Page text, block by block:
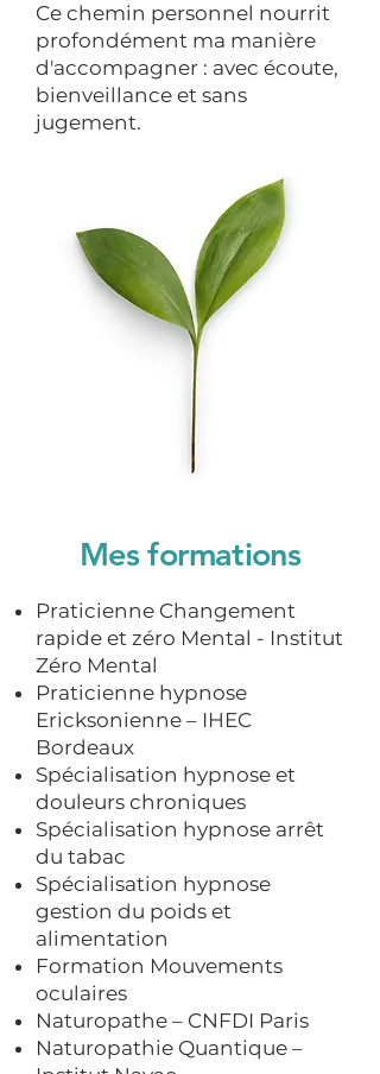
Ce chemin personnel nourrit
profondément ma manière
d'accompagner : avec écoute,
bienveillance et sans
jugement.
Mes formations
Praticienne Changement
rapide et zéro Mental - Institut
Zéro Mental
Praticienne hypnose
Ericksonienne – IHEC
Bordeaux
Spécialisation hypnose et
douleurs chroniques
Spécialisation hypnose arrêt
du tabac
Spécialisation hypnose
gestion du poids et
alimentation
Formation Mouvements
oculaires
Naturopathe – CNFDI Paris
Naturopathie Quantique –